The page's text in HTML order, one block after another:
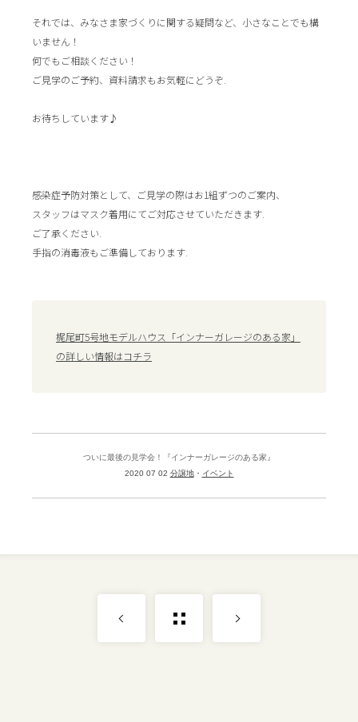
それでは、みなさま家づくりに関する疑問など、小さなことでも構
いません！
何でもご相談ください！
ご見学のご予約、資料請求もお気軽にどうぞ.
お待ちしています♪
感染症予防対策として、ご見学の際はお1組ずつのご案内、
スタッフはマスク着用にてご対応させていただきます.
ご了承ください.
手指の消毒液もご準備しております.
梶尾町5号地モデルハウス「インナーガレージのある家」
の詳しい情報はコチラ
ついに最後の見学会！『インナーガレージのある家』
2020 07 02 分譲地 イベント